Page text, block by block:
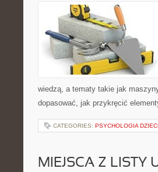
wiedzą, a tematy takie jak
dopasować, jak przykręcić
CATEGORIES: PSYCHOLOGIA
MIEJSCA Z LISTY